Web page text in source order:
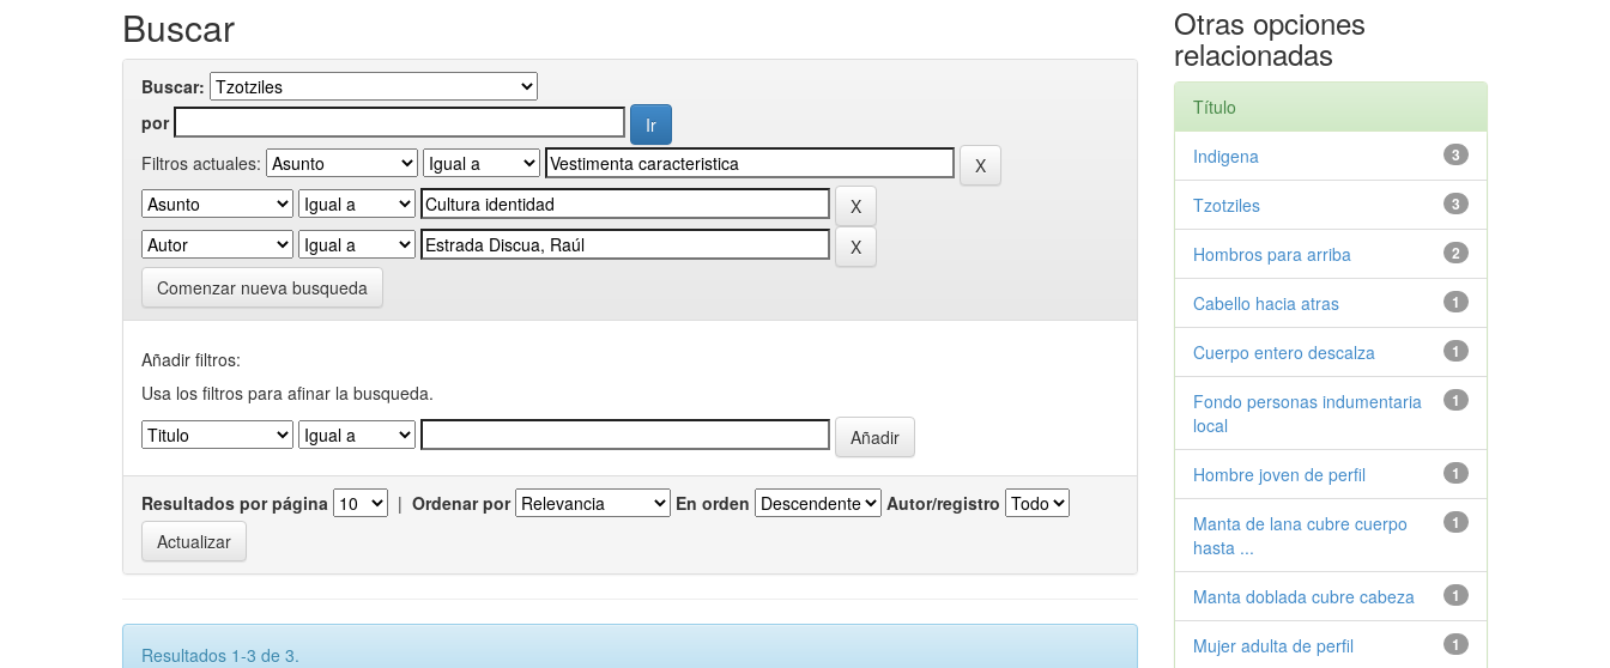
Buscar
Buscar:
por
Filtros actuales:
Comenzar nueva busqueda
Añadir filtros:
Usa los filtros para afinar la busqueda.
Resultados por página | Ordenar por En orden Autor/registro
Resultados 1-3 de 3.
Otras opciones
relacionadas
Título
3
Indigena
3
Tzotziles
2
Hombros para arriba
1
Cabello hacia atras
1
Cuerpo entero descalza
1
Fondo personas indumentaria
local
1
Hombre joven de perfil
1
Manta de lana cubre cuerpo
hasta ...
1
Manta doblada cubre cabeza
1
Mujer adulta de perfil